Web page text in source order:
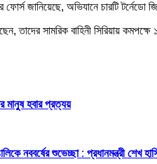
ফোর্স জানিয়েছে, অভিযানে চারটি
তাদের সামরিক বাহিনী সিরিয়ায়
মানুষ হবার প্রত্যয়
নববর্ষের শুভেচ্ছা : প্রধানমন্ত্রী শেখ